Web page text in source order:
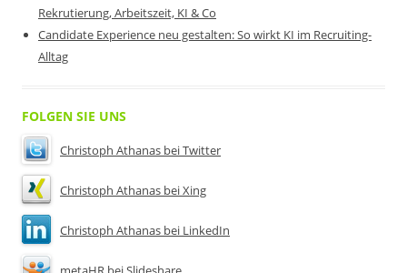
Rekrutierung, Arbeitszeit, KI & Co
Candidate Experience neu gestalten: So wirkt KI im Recruiting-
Alltag
FOLGEN SIE UNS
Christoph Athanas bei Twitter
Christoph Athanas bei Xing
Christoph Athanas bei LinkedIn